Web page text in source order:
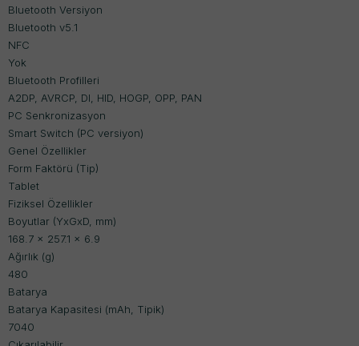
Bluetooth Versiyon
Bluetooth v5.1
NFC
Yok
Bluetooth Profilleri
A2DP, AVRCP, DI, HID, HOGP, OPP, PAN
PC Senkronizasyon
Smart Switch (PC versiyon)
Genel Özellikler
Form Faktörü (Tip)
Tablet
Fiziksel Özellikler
Boyutlar (YxGxD, mm)
168.7 x 257.1 x 6.9
Ağırlık (g)
480
Batarya
Batarya Kapasitesi (mAh, Tipik)
7040